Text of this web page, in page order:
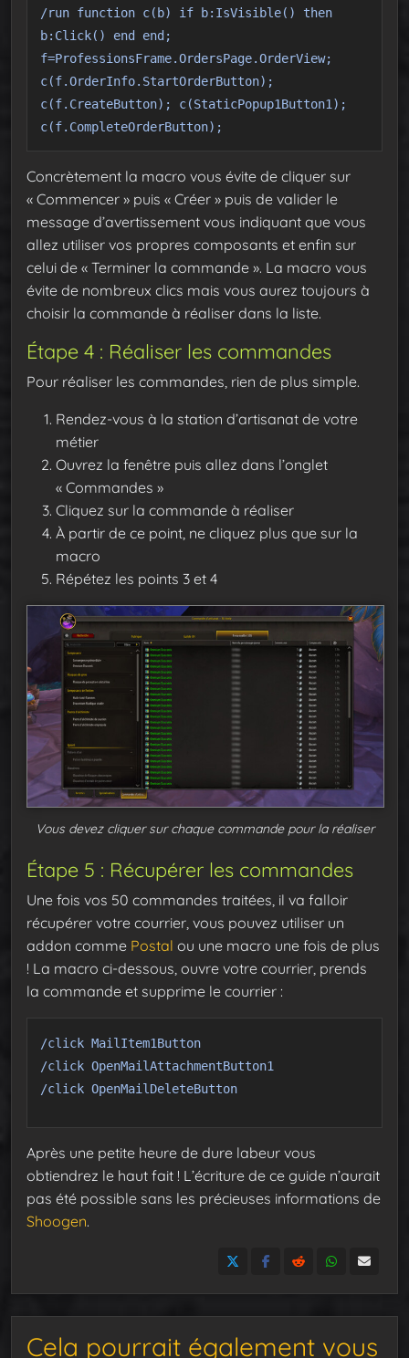
/run function c(b) if b:IsVisible() then
b:Click() end end;
f=ProfessionsFrame.OrdersPage.OrderView;
c(f.OrderInfo.StartOrderButton);
c(f.CreateButton); c(StaticPopup1Button1);
c(f.CompleteOrderButton);
Concrètement la macro vous évite de cliquer sur
« Commencer » puis « Créer » puis de valider le
message d’avertissement vous indiquant que vous
allez utiliser vos propres composants et enfin sur
celui de « Terminer la commande ». La macro vous
évite de nombreux clics mais vous aurez toujours à
choisir la commande à réaliser dans la liste.
Étape 4 : Réaliser les commandes
Pour réaliser les commandes, rien de plus simple.
Rendez-vous à la station d’artisanat de votre
métier
Ouvrez la fenêtre puis allez dans l’onglet
« Commandes »
Cliquez sur la commande à réaliser
À partir de ce point, ne cliquez plus que sur la
macro
Répétez les points 3 et 4
Vous devez cliquer sur chaque commande pour la réaliser
Étape 5 : Récupérer les commandes
Une fois vos 50 commandes traitées, il va falloir
récupérer votre courrier, vous pouvez utiliser un
addon comme Postal ou une macro une fois de plus
! La macro ci-dessous, ouvre votre courrier, prends
la commande et supprime le courrier :
/click MailItem1Button
/click OpenMailAttachmentButton1
/click OpenMailDeleteButton
Après une petite heure de dure labeur vous
obtiendrez le haut fait ! L’écriture de ce guide n’aurait
pas été possible sans les précieuses informations de
Shoogen.
Cela pourrait également vous